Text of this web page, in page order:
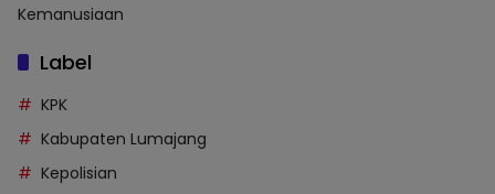
Kemanusiaan
Label
KPK
Kabupaten Lumajang
Kepolisian